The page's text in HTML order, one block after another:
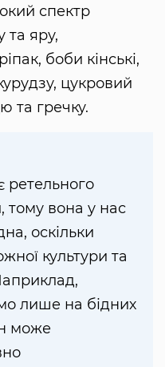
спектр
та яру,
боби кінські,
цукровий
та гречку.
ретельного
тому вона у нас
оскільки
культури та
лише на бідних
може